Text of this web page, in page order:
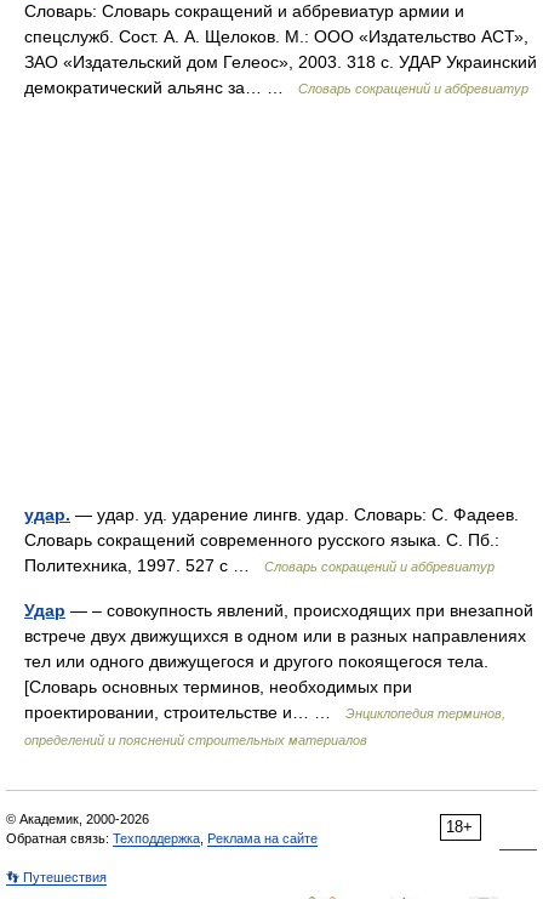
Словарь: Словарь сокращений и аббревиатур армии и
спецслужб. Сост. А. А. Щелоков. М.: ООО «Издательство АСТ»,
ЗАО «Издательский дом Гелеос», 2003. 318 с. УДАР Украинский
демократический альянс за… …
Словарь сокращений и аббревиатур
удар. — удар. уд. ударение лингв. удар. Словарь: С. Фадеев.
Словарь сокращений современного русского языка. С. Пб.:
Политехника, 1997. 527 с …
Словарь сокращений и аббревиатур
Удар — – совокупность явлений, происходящих при внезапной
встрече двух движущихся в одном или в разных направлениях
тел или одного движущегося и другого покоящегося тела.
[Словарь основных терминов, необходимых при
проектировании, строительстве и… …
Энциклопедия терминов,
определений и пояснений строительных материалов
18+
© Академик, 2000-2026
Обратная связь: Техподдержка Реклама на сайте
👣 Путешествия